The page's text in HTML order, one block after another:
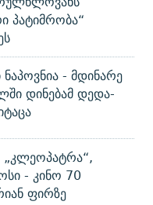
პატიმრობა“
- მდინარე
დინებამ დედა-
„კლეოპატრა“,
- კინო 70
ფირზე